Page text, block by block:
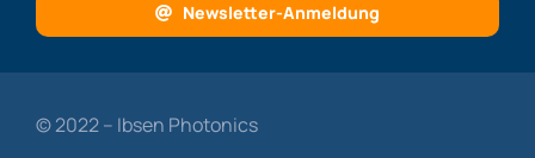
Newsletter-Anmeldung
© 2022 – Ibsen Photonics